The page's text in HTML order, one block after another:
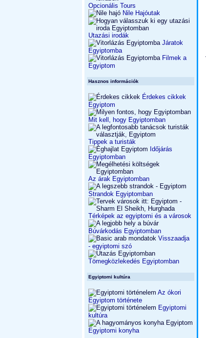
Opcionális Tours
Nile Hajóutak
Utazási irodák
Járatok
Egyiptomba
Filmek a
Egyiptom
Hasznos információk
Érdekes cikkek
Egyiptom
Mit kell, hogy Egyiptomban
Tippek a turisták
Időjárás
Egyiptomban
Az árak Egyiptomban
Strandok Egyiptomban
Térképek az egyiptomi és a városok
Búvárkodás Egyiptomban
Visszaadja
- egyiptomi szó
Tömegközlekedés Egyiptomban
Egyiptomi kultúra
Az ókori
Egyiptom története
Egyiptomi
kultúra
Egyiptomi konyha